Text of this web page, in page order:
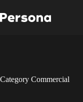
to
content
Category Commercial